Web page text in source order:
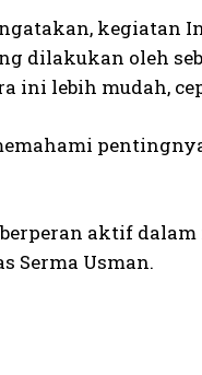
kegiatan
dilakukan oleh
lebih mudah,
aktif
Serma Usman.